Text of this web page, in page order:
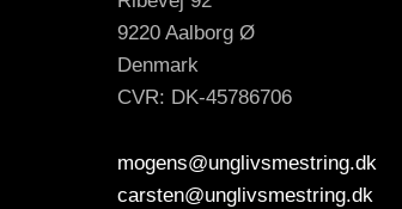
9220 Aalborg Ø
Denmark
CVR: DK-45786706
mogens@unglivsmestring.dk
carsten@unglivsmestring.dk